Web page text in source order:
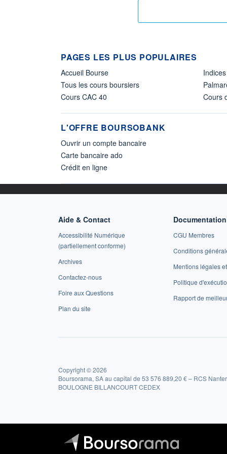
PAGES LES PLUS POPULAIRES
Accueil Bourse
Tous les cours boursiers
Cours CAC 40
Cours
L'OFFRE BOURSOBANK
Ouvrir un compte bancaire
Carte bancaire ado
Crédit en ligne
Aide & Contact
Accessibilité Numérique
(partiellement conforme)
Archives
Contactez-nous
Foire aux Questions
Plan du site
CGU Membres
Conditions
Mentions légales
Politique
Rapport de
Copyright © 2026
Boursorama, SA au capital de 53 576 889,20 € – RCS
BOULOGNE BILLANCOURT CEDEX